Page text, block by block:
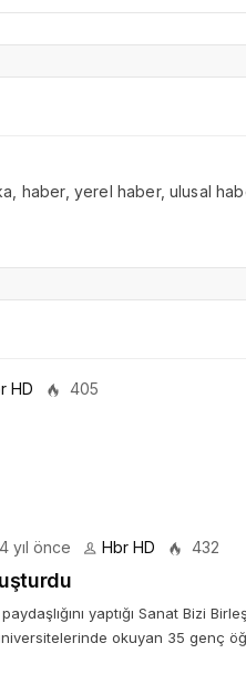
haber, yerel haber, ulusal
HD 405
4 yıl önce Hbr HD 432
yaptığı Sanat Bizi
okuyan 35 genç